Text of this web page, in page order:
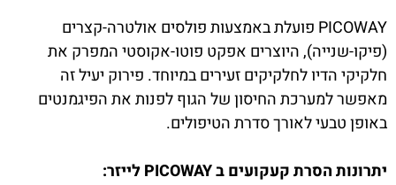
PICOWAY פועלת באמצעות פולסים אולטרה-קצרים
(פיקו-שנייה), היוצרים אפקט פוטו-אקוסטי המפרק את
חלקיקי הדיו לחלקיקים זעירים במיוחד. פירוק יעיל זה
מאפשר למערכת החיסון של הגוף לפנות את הפיגמנטים
באופן טבעי לאורך סדרת הטיפולים.
יתרונות הסרת קעקועים ב PICOWAY לייזר: